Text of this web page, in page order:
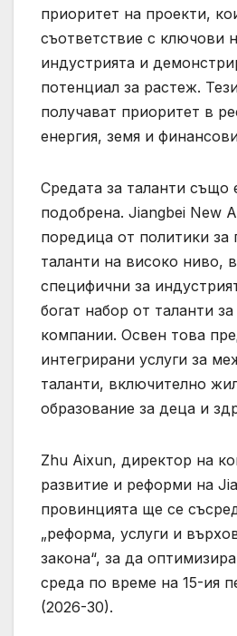
приоритет на проекти,
съответствие с ключови
индустрията и
потенциал за растеж.
получават приоритет в
енергия, земя и
Средата за таланти също
подобрена. Jiangbei New
поредица от политики за
таланти на високо ниво,
специфични за
богат набор от таланти
компании. Освен това
интегрирани услуги за
таланти, включително
образование за деца и
Zhu Aixun, директор на
развитие и реформи на
провинцията ще се
„реформа, услуги и
закона“, за да
среда по време на 15-ия
(2026-30).